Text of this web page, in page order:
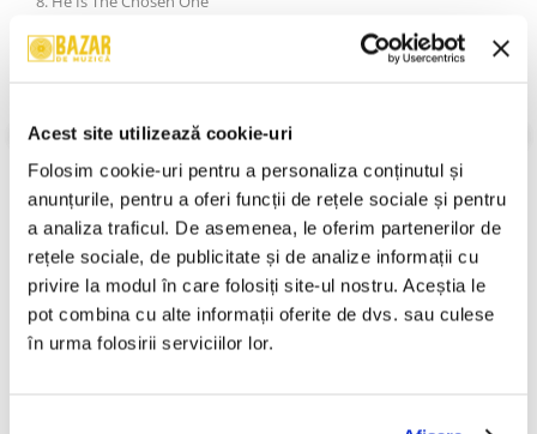
Acest site utilizează cookie-uri
Folosim cookie-uri pentru a personaliza conținutul și
anunțurile, pentru a oferi funcții de rețele sociale și pentru
a analiza traficul. De asemenea, le oferim partenerilor de
rețele sociale, de publicitate și de analize informații cu
privire la modul în care folosiți site-ul nostru. Aceștia le
pot combina cu alte informații oferite de dvs. sau culese
în urma folosirii serviciilor lor.
10. Passage Through The Planet Core
11. Watto's Deal / Kids At Play
14. The Droid Invasion / The Appearence Of Darth Maul
15. Qui-Gon's Noble End
16. The High Council Meeting / Qui-Gon's Funeral
17. Augie's Great Municipal Band / End Credits
VEZI MAI MULT
Stil:Electronic; Jazz; Stage & Screen; Modern Classical; Easy
Listening
Stare Disc:Near Mint (NM or M-)
Stare Coperta:Near Mint (NM or M-)
Informatii conformitate produs